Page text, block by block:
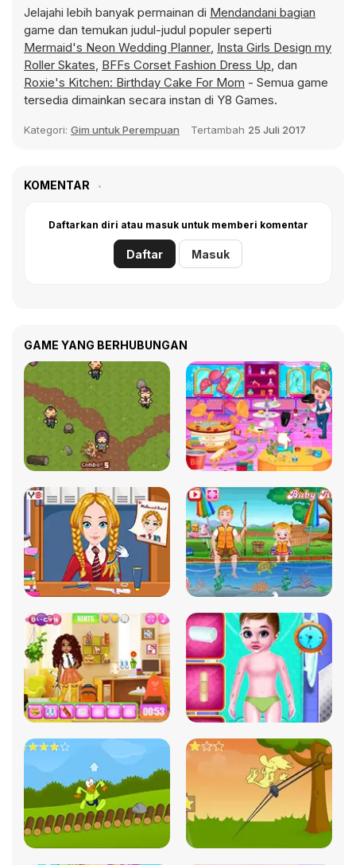
Jelajahi lebih banyak permainan di Mendandani bagian
game dan temukan judul-judul populer seperti
Mermaid's Neon Wedding Planner, Insta Girls Design my
Roller Skates, BFFs Corset Fashion Dress Up, dan
Roxie's Kitchen: Birthday Cake For Mom - Semua game
tersedia dimainkan secara instan di Y8 Games.
Kategori: Gim untuk Perempuan Tertambah 25 Juli 2017
KOMENTAR
Daftarkan diri atau masuk untuk memberi komentar
Daftar Masuk
GAME YANG BERHUBUNGAN